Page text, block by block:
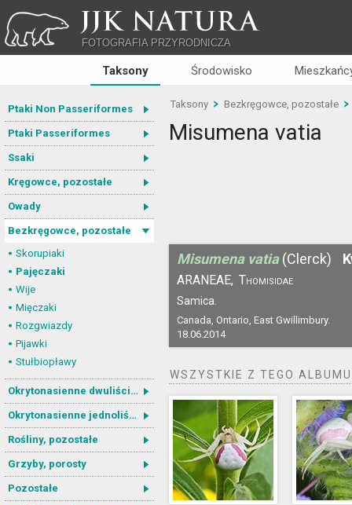
JJK NATURA
FOTOGRAFIA PRZYRODNICZA
Taksony Środowisko
Ptaki Non Passeriformes
Ptaki Passeriformes
Ssaki
Kręgowce, pozostałe
Owady
Bezkręgowce, pozostałe
Skorupiaki
Pajęczaki
Wije
Mięczaki
Rozgwiazdy
Pijawki
Stułbiopławy
Okrytonasienne dwuliścienne
Okrytonasienne jednoliścienne
Rośliny, pozostałe
Grzyby, porosty
Pozostałe
Taksony Bezkręgowce, pozostałe
Misumena vatia
Misumena vatia (Clerck)
ARANEAE, Thomisidae
Samica.
Canada, Ontario, East Gwillimbury.
18.06.2014
WSZYSTKIE Z TEGO ALBUMU